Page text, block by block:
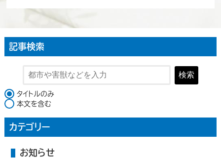
記事検索
検索
検索対象
タイトルのみ
本文を含む
カテゴリー
お知らせ